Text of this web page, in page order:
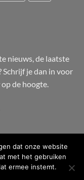
nieuws, de laatste
Schrijf je dan in voor
de hoogte.
dat onze website
met het gebruiken
ermee instemt.